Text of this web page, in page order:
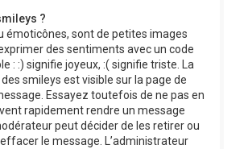
?
émoticônes, sont de petites images
des sentiments avec un code
: :) signifie joyeux, :( signifie triste. La
smileys est visible sur la page de
Essayez toutefois de ne pas en
rapidement rendre un message
peut décider de les retirer ou
le message. L’administrateur